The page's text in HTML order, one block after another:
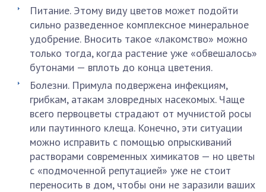
Питание. Этому виду цветов может подойти
сильно разведенное комплексное минеральное
удобрение. Вносить такое «лакомство» можно
только тогда, когда растение уже «обвешалось»
бутонами — вплоть до конца цветения.
Болезни. Примула подвержена инфекциям,
грибкам, атакам зловредных насекомых. Чаще
всего первоцветы страдают от мучнистой росы
или паутинного клеща. Конечно, эти ситуации
можно исправить с помощью опрыскиваний
растворами современных химикатов — но цветы
с «подмоченной репутацией» уже не стоит
переносить в дом, чтобы они не заразили ваших